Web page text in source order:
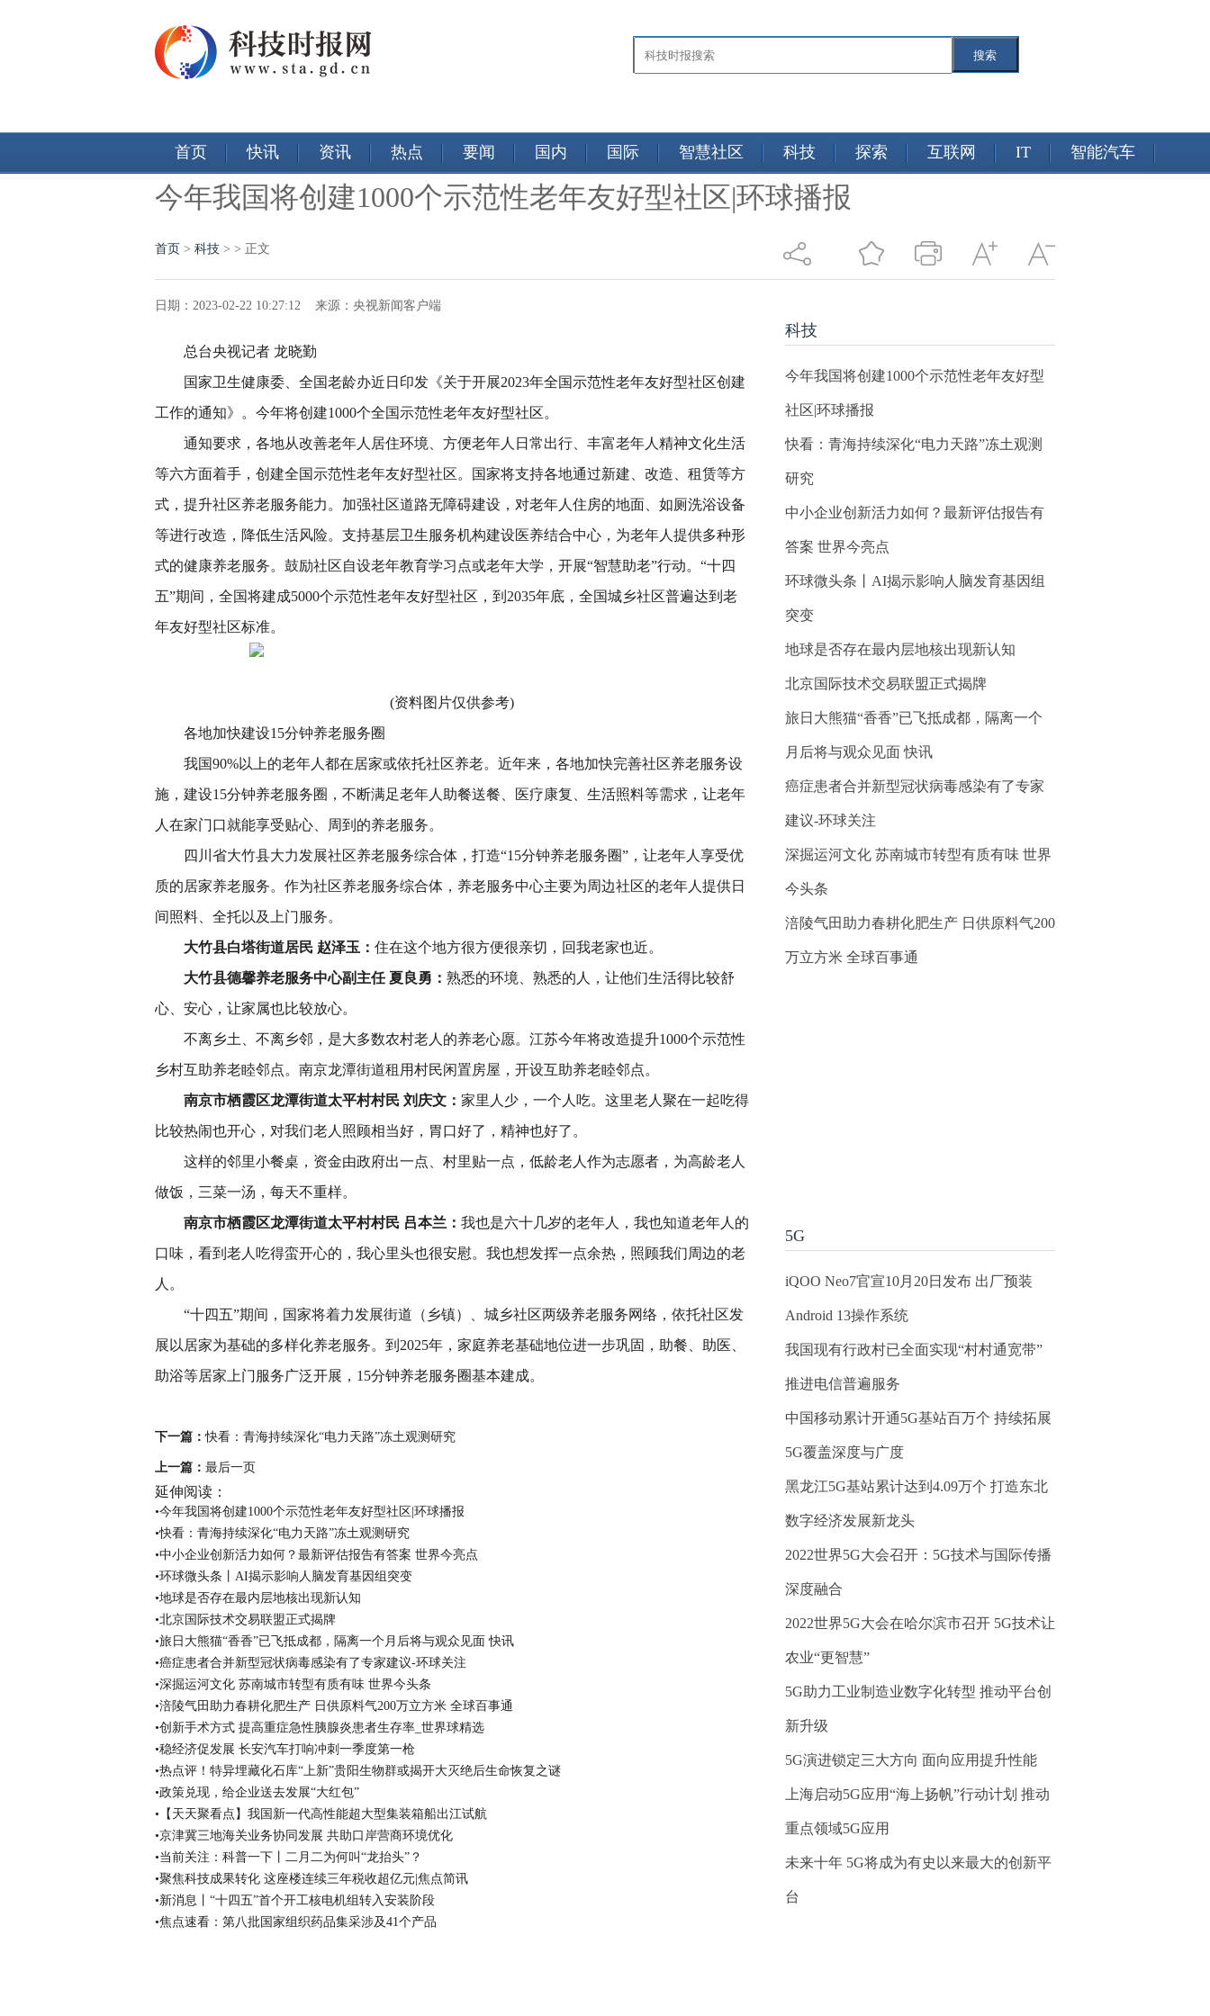
搜索
首页 快讯 资讯 热点 要闻 国内 国际 智慧社区 科技 探索 互联网 IT 智能汽车
今年我国将创建1000个示范性老年友好型社区|环球播报
首页 > 科技 > > 正文
日期：2023-02-22 10:27:12 来源：央视新闻客户端
总台央视记者 龙晓勤
国家卫生健康委、全国老龄办近日印发《关于开展2023年全国示范性老年友好型社区创建
工作的通知》。今年将创建1000个全国示范性老年友好型社区。
通知要求，各地从改善老年人居住环境、方便老年人日常出行、丰富老年人精神文化生活
等六方面着手，创建全国示范性老年友好型社区。国家将支持各地通过新建、改造、租赁等方
式，提升社区养老服务能力。加强社区道路无障碍建设，对老年人住房的地面、如厕洗浴设备
等进行改造，降低生活风险。支持基层卫生服务机构建设医养结合中心，为老年人提供多种形
式的健康养老服务。鼓励社区自设老年教育学习点或老年大学，开展“智慧助老”行动。“十四
五”期间，全国将建成5000个示范性老年友好型社区，到2035年底，全国城乡社区普遍达到老
年友好型社区标准。
(资料图片仅供参考)
各地加快建设15分钟养老服务圈
我国90%以上的老年人都在居家或依托社区养老。近年来，各地加快完善社区养老服务设
施，建设15分钟养老服务圈，不断满足老年人助餐送餐、医疗康复、生活照料等需求，让老年
人在家门口就能享受贴心、周到的养老服务。
四川省大竹县大力发展社区养老服务综合体，打造“15分钟养老服务圈”，让老年人享受优
质的居家养老服务。作为社区养老服务综合体，养老服务中心主要为周边社区的老年人提供日
间照料、全托以及上门服务。
大竹县白塔街道居民 赵泽玉： 住在这个地方很方便很亲切，回我老家也近。
大竹县德馨养老服务中心副主任 夏良勇： 熟悉的环境、熟悉的人，让他们生活得比较舒
心、安心，让家属也比较放心。
不离乡土、不离乡邻，是大多数农村老人的养老心愿。江苏今年将改造提升1000个示范性
乡村互助养老睦邻点。南京龙潭街道租用村民闲置房屋，开设互助养老睦邻点。
南京市栖霞区龙潭街道太平村村民 刘庆文： 家里人少，一个人吃。这里老人聚在一起吃得
比较热闹也开心，对我们老人照顾相当好，胃口好了，精神也好了。
这样的邻里小餐桌，资金由政府出一点、村里贴一点，低龄老人作为志愿者，为高龄老人
做饭，三菜一汤，每天不重样。
南京市栖霞区龙潭街道太平村村民 吕本兰： 我也是六十几岁的老年人，我也知道老年人的
口味，看到老人吃得蛮开心的，我心里头也很安慰。我也想发挥一点余热，照顾我们周边的老
人。
“十四五”期间，国家将着力发展街道（乡镇）、城乡社区两级养老服务网络，依托社区发
展以居家为基础的多样化养老服务。到2025年，家庭养老基础地位进一步巩固，助餐、助医、
助浴等居家上门服务广泛开展，15分钟养老服务圈基本建成。
下一篇：快看：青海持续深化“电力天路”冻土观测研究
上一篇： 最后一页
延伸阅读：
•今年我国将创建1000个示范性老年友好型社区|环球播报
•快看：青海持续深化“电力天路”冻土观测研究
•中小企业创新活力如何？最新评估报告有答案 世界今亮点
•环球微头条丨AI揭示影响人脑发育基因组突变
•地球是否存在最内层地核出现新认知
•北京国际技术交易联盟正式揭牌
•旅日大熊猫“香香”已飞抵成都，隔离一个月后将与观众见面 快讯
•癌症患者合并新型冠状病毒感染有了专家建议-环球关注
•深掘运河文化 苏南城市转型有质有味 世界今头条
•涪陵气田助力春耕化肥生产 日供原料气200万立方米 全球百事通
•创新手术方式 提高重症急性胰腺炎患者生存率_世界球精选
•稳经济促发展 长安汽车打响冲刺一季度第一枪
•热点评！特异埋藏化石库“上新”贵阳生物群或揭开大灭绝后生命恢复之谜
•政策兑现，给企业送去发展“大红包”
•【天天聚看点】我国新一代高性能超大型集装箱船出江试航
•京津冀三地海关业务协同发展 共助口岸营商环境优化
•当前关注：科普一下丨二月二为何叫“龙抬头”？
•聚焦科技成果转化 这座楼连续三年税收超亿元|焦点简讯
•新消息丨“十四五”首个开工核电机组转入安装阶段
•焦点速看：第八批国家组织药品集采涉及41个产品
科技
今年我国将创建1000个示范性老年友好型
社区|环球播报
快看：青海持续深化“电力天路”冻土观测
研究
中小企业创新活力如何？最新评估报告有
答案 世界今亮点
环球微头条丨AI揭示影响人脑发育基因组
突变
地球是否存在最内层地核出现新认知
北京国际技术交易联盟正式揭牌
旅日大熊猫“香香”已飞抵成都，隔离一个
月后将与观众见面 快讯
癌症患者合并新型冠状病毒感染有了专家
建议-环球关注
深掘运河文化 苏南城市转型有质有味 世界
今头条
涪陵气田助力春耕化肥生产 日供原料气200
万立方米 全球百事通
5G
iQOO Neo7官宣10月20日发布 出厂预装
Android 13操作系统
我国现有行政村已全面实现“村村通宽带”
推进电信普遍服务
中国移动累计开通5G基站百万个 持续拓展
5G覆盖深度与广度
黑龙江5G基站累计达到4.09万个 打造东北
数字经济发展新龙头
2022世界5G大会召开：5G技术与国际传播
深度融合
2022世界5G大会在哈尔滨市召开 5G技术让
农业“更智慧”
5G助力工业制造业数字化转型 推动平台创
新升级
5G演进锁定三大方向 面向应用提升性能
上海启动5G应用“海上扬帆”行动计划 推动
重点领域5G应用
未来十年 5G将成为有史以来最大的创新平
台